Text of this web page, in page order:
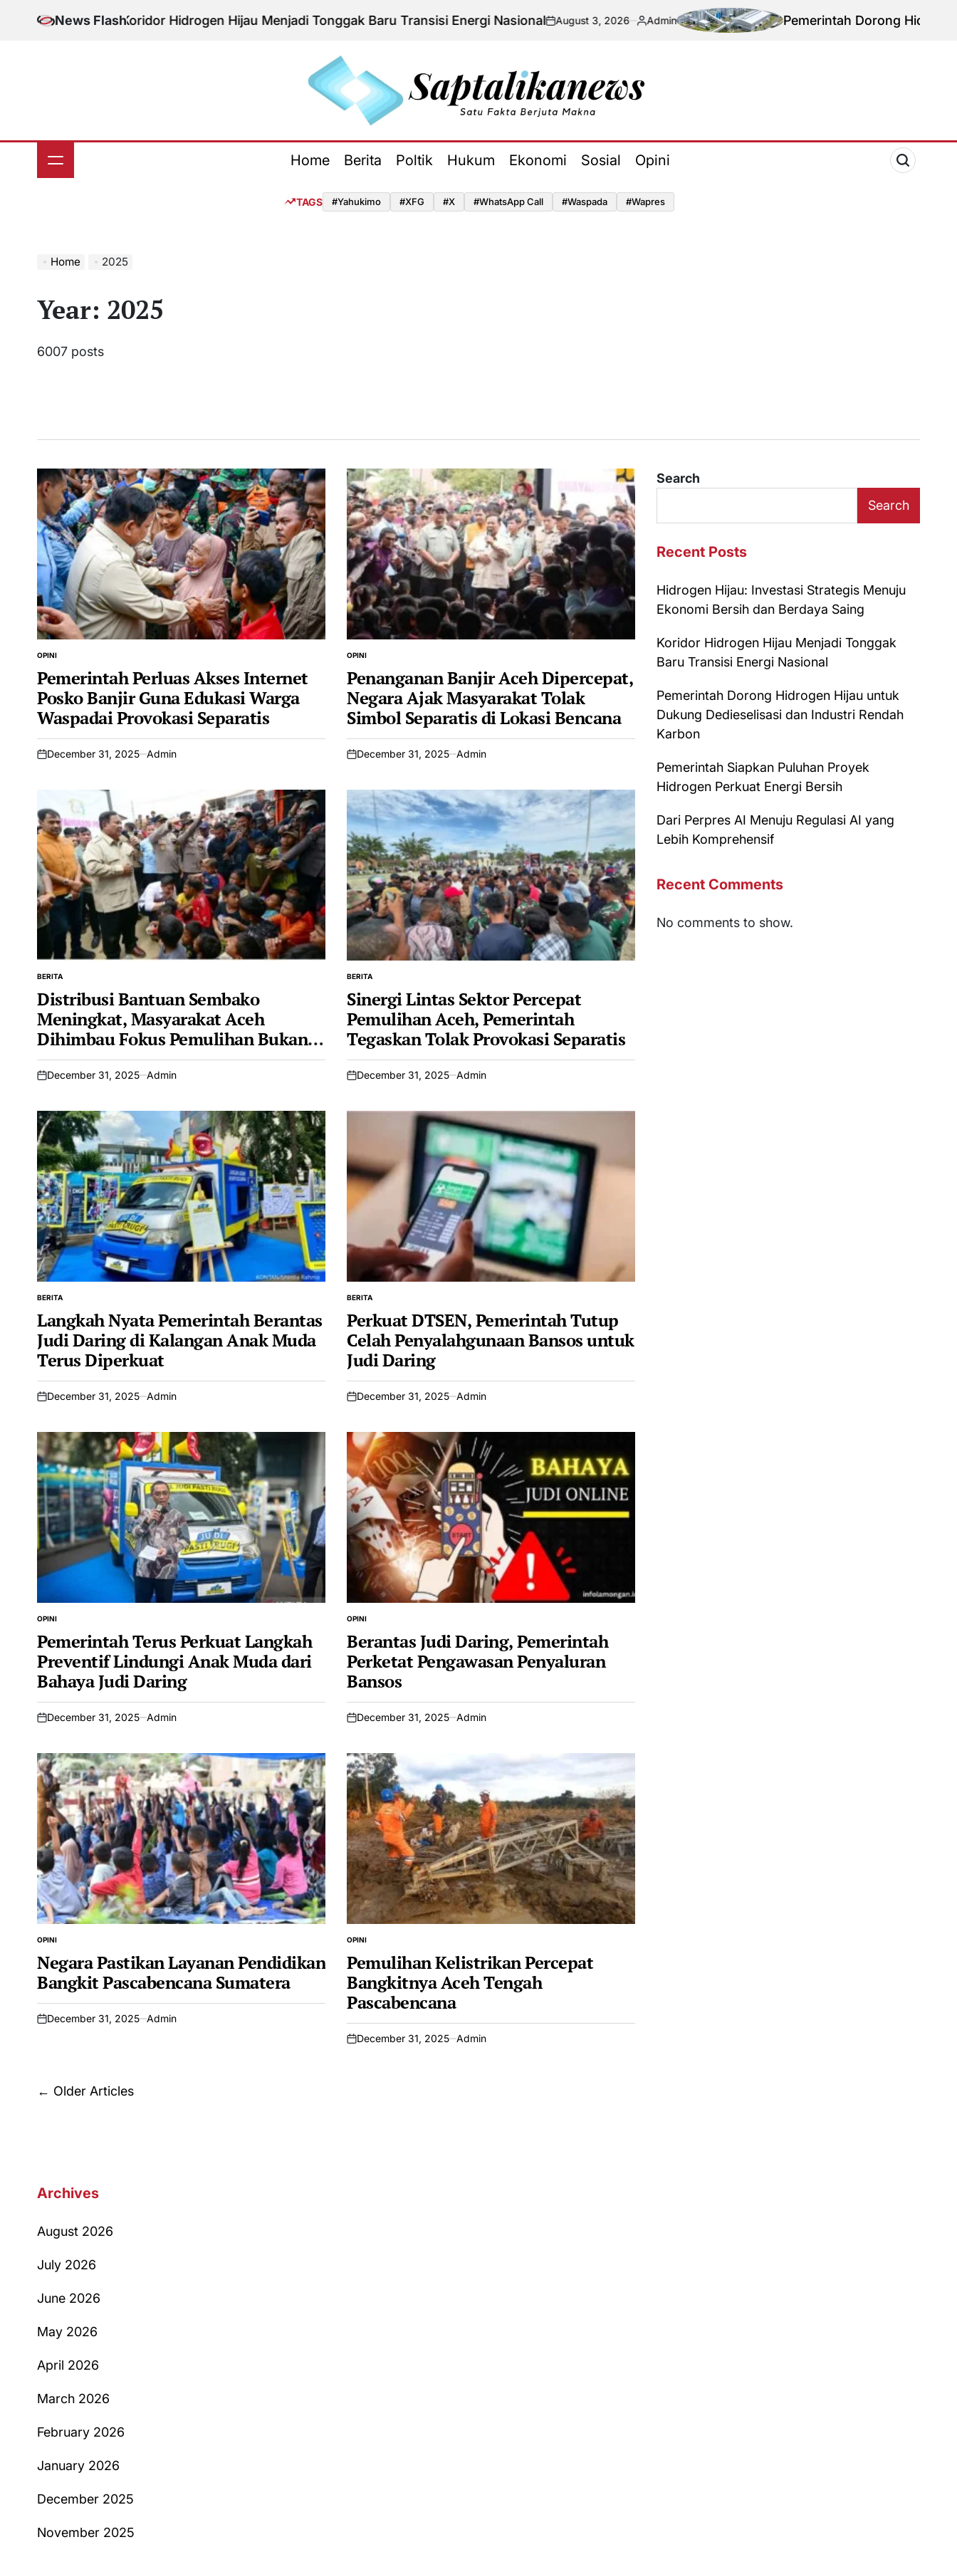
News Flash
Koridor Hidrogen Hijau Menjadi Tonggak Baru Transisi Energi Nasionalon
August 3, 2026
Posted
Admin Pemerintah Dorong Hidrogen Hijau
Saptalikanews.id
Home Berita Poltik Hukum Ekonomi Sosial Opini
TAGS #yahukimo #XFG #x #WhatsApp Call #waspada #Wapres
Home 2025
Year: 2025
6007 posts
POSTED
OPINI
Pemerintah Perluas Akses Internet
Posko Banjir Guna Edukasi Warga
Waspadai Provokasi Separatis
on
December 31, 2025 Admin
POSTED
OPINI
Penanganan Banjir Aceh Dipercepat,
Negara Ajak Masyarakat Tolak
Simbol Separatis di Lokasi Bencana
on
December 31, 2025 Admin
POSTED
BERITA
Distribusi Bantuan Sembako
Meningkat, Masyarakat Aceh
Dihimbau Fokus Pemulihan Bukan
Isu Politik
on
December 31, 2025 Admin
POSTED
BERITA
Sinergi Lintas Sektor Percepat
Pemulihan Aceh, Pemerintah
Tegaskan Tolak Provokasi Separatis
on
December 31, 2025 Admin
POSTED
BERITA
Langkah Nyata Pemerintah Berantas
Judi Daring di Kalangan Anak Muda
Terus Diperkuat
on
December 31, 2025 Admin
POSTED
BERITA
Perkuat DTSEN, Pemerintah Tutup
Celah Penyalahgunaan Bansos untuk
Judi Daring
on
December 31, 2025 Admin
POSTED
OPINI
Pemerintah Terus Perkuat Langkah
Preventif Lindungi Anak Muda dari
Bahaya Judi Daring
on
December 31, 2025 Admin
POSTED
OPINI
Berantas Judi Daring, Pemerintah
Perketat Pengawasan Penyaluran
Bansos
on
December 31, 2025 Admin
POSTED
OPINI
Negara Pastikan Layanan Pendidikan
Bangkit Pascabencana Sumatera
on
December 31, 2025 Admin
POSTED
OPINI
Pemulihan Kelistrikan Percepat
Bangkitnya Aceh Tengah
Pascabencana
on
December 31, 2025 Admin
Posts
← Older Articles
Search
Search
Recent Posts
Hidrogen Hijau: Investasi Strategis Menuju
Ekonomi Bersih dan Berdaya Saing
Koridor Hidrogen Hijau Menjadi Tonggak
Baru Transisi Energi Nasional
Pemerintah Dorong Hidrogen Hijau untuk
Dukung Dedieselisasi dan Industri Rendah
Karbon
Pemerintah Siapkan Puluhan Proyek
Hidrogen Perkuat Energi Bersih
Dari Perpres AI Menuju Regulasi AI yang
Lebih Komprehensif
Recent Comments
No comments to show.
Archives
August 2026
July 2026
June 2026
May 2026
April 2026
March 2026
February 2026
January 2026
December 2025
November 2025